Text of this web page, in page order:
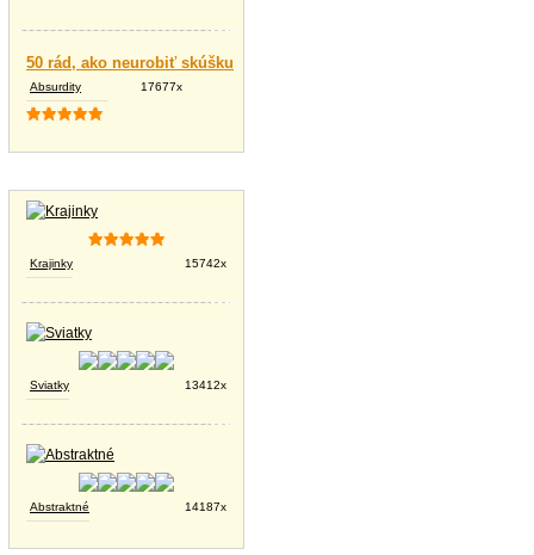
50 rád, ako neurobiť skúšku
Absurdity 17677x
Krajinky 15742x
Sviatky 13412x
Abstraktné 14187x